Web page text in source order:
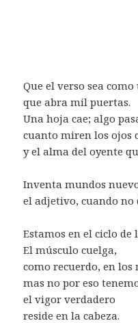
Que el verso sea
que abra mil puertas.
Una hoja cae; algo
cuanto miren los ojos
y el alma del oyente
Inventa mundos
el adjetivo, cuando no
Estamos en el ciclo de
El músculo cuelga,
como recuerdo, en los
mas no por eso
el vigor verdadero
reside en la cabeza.